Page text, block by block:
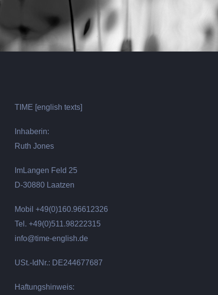
TIME [english texts]
Inhaberin:
Ruth Jones
ImLangen Feld 25
D-30880 Laatzen
Mobil +49(0)160.96612326
Tel. +49(0)511.98222315
info@time-english.de
USt.-IdNr.: DE244677687
Haftungshinweis: